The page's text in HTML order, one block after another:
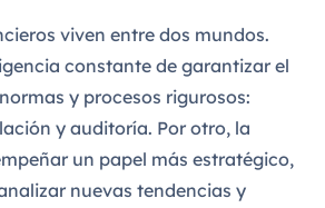
viven entre dos mundos.
constante de garantizar el
y procesos rigurosos:
y auditoría. Por otro, la
un papel más estratégico,
nuevas tendencias y